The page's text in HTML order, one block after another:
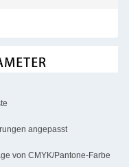
angepasst
von CMYK/Pantone-Farbe